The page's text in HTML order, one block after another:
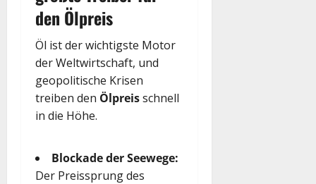
den Ölpreis
Öl ist der wichtigste Motor
der Weltwirtschaft, und
geopolitische Krisen
treiben den Ölpreisschnell
in die Höhe.
Blockade der Seewege:
Der Preissprung des